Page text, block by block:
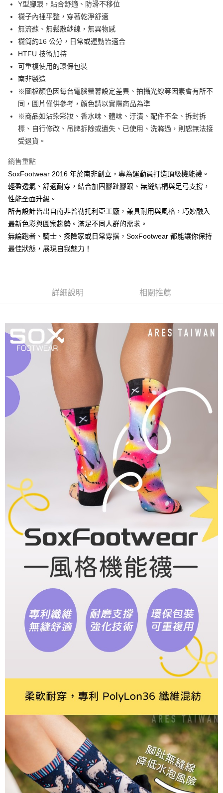
全盈+PAY
大哥付你分期
相關說明
【大哥付你分期使用說明】
1.本服務由台灣大哥大提供，台灣大哥大用戶可立即使用無須另外申請。
流程，驗證手機門號後，選擇欲分期的期數、繳款截止日，確認付款後即完
成交易。
3.實際核准額度、可分期數及費用金額請依後續交易確認頁面所載為準。
4.訂單成立30分鐘內，如未前往確認交易或遇審核未通過，訂單將自動取
消。如遇「轉專審核」未通過狀況，表示未達大哥付你分期系統評分，恕無
法說明評估內容。
1.分期款項不併入電信帳單，「大哥付你分期」於每月結算日後寄送繳費提
2.透過簡訊連結打開帳單後，可選擇「超商條碼／台灣大直營門市／銀行轉
帳／街口支付／iPASS MONEY」等通路繳費。
【注意事項】
1.本服務係由「台灣大哥大股份有限公司」（以下簡稱本公司）所提供，讓
用戶於交易時，得透過本服務購買商品或服務，並由商店將買賣／分期付款
買賣價金債權讓與本公司後，依約使用本公司帳單繳交帳款。
2.基於同意付款使用「大哥付你分期」之契約關係目的，商店將以您的個人
資料（包含姓名、電話或地址）提供予台灣大哥大進項蒐集、處理及利用，
3.完整用戶服務條款，請詳閱以下連結：
AFTEE先享後付
相關說明
AFTEE先享後付是「在收到商品之後才付款」的支付方式。 讓您購物簡單
便利好安心！
１．簡單：不需註冊會員、不需綁卡、不需儲值。
２．便利：只要手機號碼，簡訊認證，即可結帳。
３．安心：先確認商品／服務後，再付款。
１．於結帳方式選擇「AFTEE先享後付」後，將跳轉至「AFTEE先享後付」
結帳頁面，進行簡訊認證並確認金額後，即可完成結帳。
２．訂單成立數日內，您將收到繳費通知簡訊。
３．收到繳費通知簡訊後14天內，點擊此簡訊中的連結，可透過四大超商／
※ 請注意：結帳手續完成當下不需立刻繳費，但若您需要取消訂單，請聯絡
購買商品的店家。未經商家同意取消之訂單仍視為有效，需透過AFTEE先享
後付繳納相關費用。
※ 交易是否成功請以「AFTEE先享後付 」之結帳頁面顯示為準，若有關於
是否繳費成功／繳費後需取消欲退款等相關疑問，請聯繫「AFTEE先享後付
客戶支援中心」https://netprotections.freshdesk.com/support/home
權轉讓予恩沛科技股份有限公司。
「AFTEE先享後付」，若未經同意申辦者引起之損失，本公司不負相關責
任。
４．使用「AFTEE先享後付」時，將依據個別帳號之用戶狀況，依本公司即
時審查核予不同之上限額度；若仍有額度不足之情形，本公司將視審查結果
請求用戶進行身份認證。
５．嚴禁一人註冊多個帳號或使用他人資訊註冊。若發現惡意使用之情形，
恩沛科技股份有限公司將有權停止該用戶之使用額度並採取法律行動。
ATM付款
運送方式
全家取貨付款
全家純取貨
每筆NT$60，滿NT$998(含以上)免運費
7-11取貨付款
每筆NT$60，滿NT$998(含以上)免運費
7-11純取貨
海外配送（運費貨到付款）
Y型腳跟，貼合舒適、防滑不移位
襪子內裡平整，穿著乾淨舒適
無流蘇、無鬆散紗線，無異物感
襪筒約16 公分，日常或運動皆適合
HTFU 技術加持
可重複使用的環保包裝
南非製造
※圖檔顏色因每台電腦螢幕設定差異、拍攝光線等因素會有所不
同，圖片僅供參考，顏色請以實際商品為準
※商品如沾染彩妝、香水味、體味、汙漬、配件不全、拆封拆
標、自行修改、吊牌拆除或遺失、已使用、洗滌過，則恕無法接
受退貨。
銷售重點
SoxFootwear 2016 年於南非創立，專為運動員打造頂級機能襪。
輕盈透氣、舒適耐穿，結合加固腳趾腳跟、無縫結構與足弓支撐，
性能全面升級。
所有設計皆出自南非普勒托利亞工廠，兼具耐用與風格，巧妙融入
最新色彩與圖案趨勢。滿足不同人群的需求。
無論跑者、騎士、探險家或日常穿搭，SoxFootwear 都能讓你保持
最佳狀態，展現自我魅力！
詳細說明 相關推薦